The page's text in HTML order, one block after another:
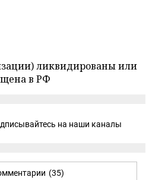
ликвидированы или
в РФ
на наши каналы
(35)